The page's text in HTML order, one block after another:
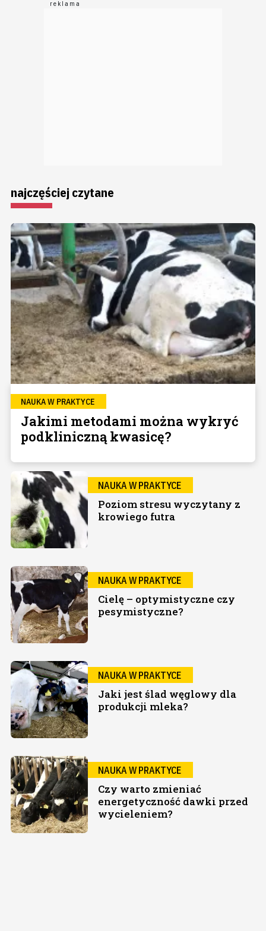
najczęściej czytane
NAUKA W PRAKTYCE
Jakimi metodami można wykryć
podkliniczną kwasicę?
NAUKA W PRAKTYCE
Poziom stresu wyczytany z
krowiego futra
NAUKA W PRAKTYCE
Cielę – optymistyczne czy
pesymistyczne?
NAUKA W PRAKTYCE
Jaki jest ślad węglowy dla
produkcji mleka?
NAUKA W PRAKTYCE
Czy warto zmieniać
energetyczność dawki przed
wycieleniem?